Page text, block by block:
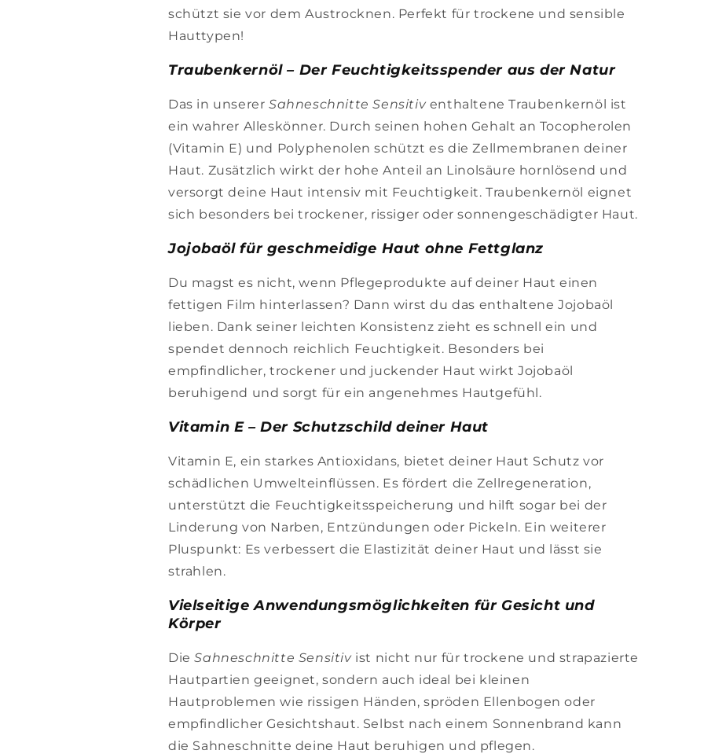
schützt sie vor dem Austrocknen. Perfekt für trockene und sensible
Hauttypen!
Traubenkernöl – Der Feuchtigkeitsspender aus der Natur
Das in unserer Sahneschnitte Sensitiventhaltene Traubenkernöl ist
ein wahrer Alleskönner. Durch seinen hohen Gehalt an Tocopherolen
(Vitamin E) und Polyphenolen schützt es die Zellmembranen deiner
Haut. Zusätzlich wirkt der hohe Anteil an Linolsäure hornlösend und
versorgt deine Haut intensiv mit Feuchtigkeit. Traubenkernöl eignet
sich besonders bei trockener, rissiger oder sonnengeschädigter Haut.
Jojobaöl für geschmeidige Haut ohne Fettglanz
Du magst es nicht, wenn Pflegeprodukte auf deiner Haut einen
fettigen Film hinterlassen? Dann wirst du das enthaltene Jojobaöl
lieben. Dank seiner leichten Konsistenz zieht es schnell ein und
spendet dennoch reichlich Feuchtigkeit. Besonders bei
empfindlicher, trockener und juckender Haut wirkt Jojobaöl
beruhigend und sorgt für ein angenehmes Hautgefühl.
Vitamin E – Der Schutzschild deiner Haut
Vitamin E, ein starkes Antioxidans, bietet deiner Haut Schutz vor
schädlichen Umwelteinflüssen. Es fördert die Zellregeneration,
unterstützt die Feuchtigkeitsspeicherung und hilft sogar bei der
Linderung von Narben, Entzündungen oder Pickeln. Ein weiterer
Pluspunkt: Es verbessert die Elastizität deiner Haut und lässt sie
strahlen.
Vielseitige Anwendungsmöglichkeiten für Gesicht und
Körper
DieSahneschnitte Sensitivist nicht nur für trockene und strapazierte
Hautpartien geeignet, sondern auch ideal bei kleinen
Hautproblemen wie rissigen Händen, spröden Ellenbogen oder
empfindlicher Gesichtshaut. Selbst nach einem Sonnenbrand kann
die Sahneschnitte deine Haut beruhigen und pflegen.